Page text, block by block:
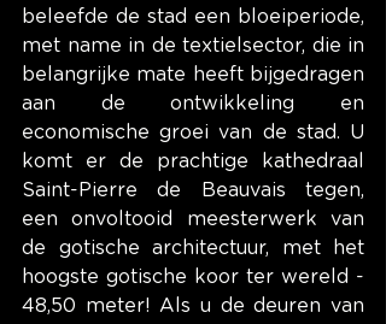
beleefde de stad een bloeiperiode,
met name in de textielsector, die in
belangrijke mate heeft bijgedragen
aan de ontwikkeling en
economische groei van de stad. U
komt er de prachtige kathedraal
Saint-Pierre de Beauvais tegen,
een onvoltooid meesterwerk van
de gotische architectuur, met het
hoogste gotische koor ter wereld -
48,50 meter! Als u de deuren van